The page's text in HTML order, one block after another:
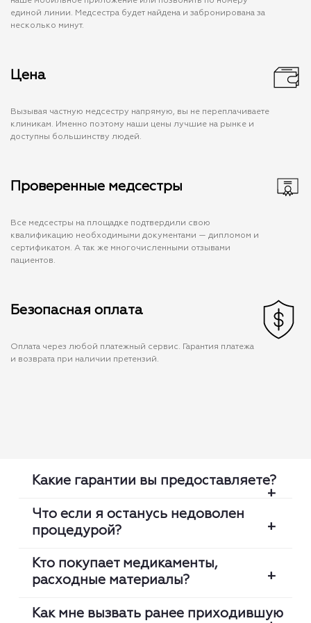
единой линии. Медсестра будет найдена и забронирована за
несколько минут.
Цена
Вызывая частную медсестру напрямую, вы не переплачиваете
клиникам. Именно поэтому наши цены лучшие на рынке и
доступны большинству людей.
Проверенные медсестры
Все медсестры на площадке подтвердили свою
квалификацию необходимыми документами — дипломом и
сертификатом. А так же многочисленными отзывами
пациентов.
Безопасная оплата
Оплата через любой платежный сервис. Гарантия платежа
и возврата при наличии претензий.
Какие гарантии вы предоставляете?
лицензию, оригинальность диплома,
клинический опыт. Мы гарантируем что
процедуры на высоком профессиональном
Что если я останусь недоволен
процедурой?
В любой момент вы можете заменить
Кто покупает медикаменты,
расходные материалы?
Как мне вызвать ранее приходившую